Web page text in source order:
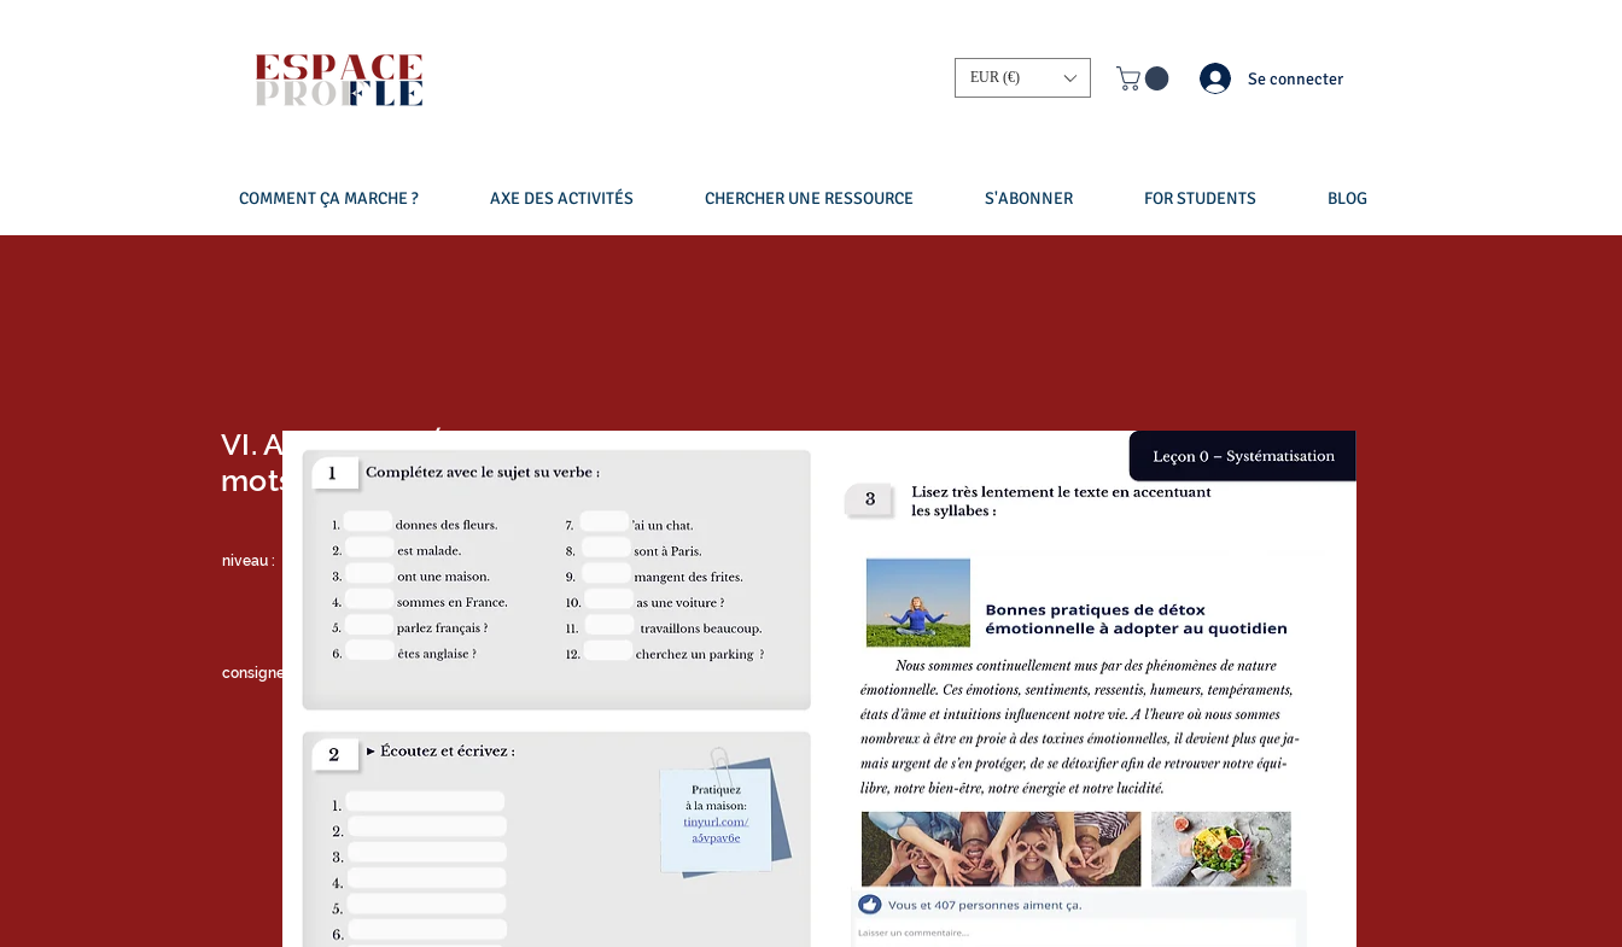
EUR (€) Se connecter
COMMENT ÇA MARCHE ? AXE DES ACTIVITÉS CHERCHER UNE RESSOURCE S'ABONNER FOR STUDENTS BLOG
VI. Activité 2 - Écouter et écrire les
mots.
niveau :
A0,
A1
consigne :